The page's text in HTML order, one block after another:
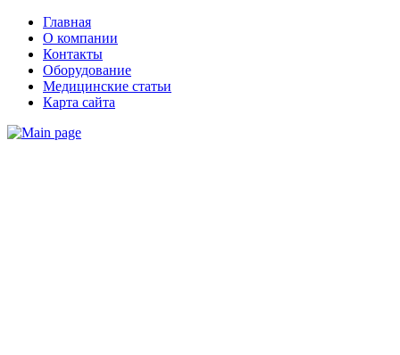
Главная
О компании
Контакты
Оборудование
Медицинские статьи
Карта сайта